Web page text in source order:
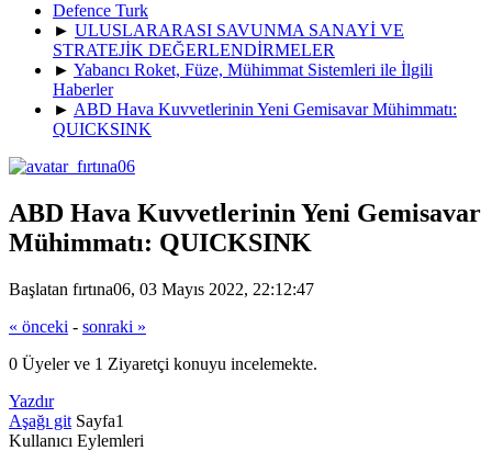
Defence Turk
► ULUSLARARASI SAVUNMA SANAYİ VE
STRATEJİK DEĞERLENDİRMELER
► Yabancı Roket, Füze, Mühimmat Sistemleri ile İlgili
Haberler
► ABD Hava Kuvvetlerinin Yeni Gemisavar Mühimmatı:
QUICKSINK
ABD Hava Kuvvetlerinin Yeni Gemisavar
Mühimmatı: QUICKSINK
Başlatan fırtına06, 03 Mayıs 2022, 22:12:47
« önceki - sonraki »
0 Üyeler ve 1 Ziyaretçi konuyu incelemekte.
Yazdır
Aşağı git Sayfa1
Kullanıcı Eylemleri